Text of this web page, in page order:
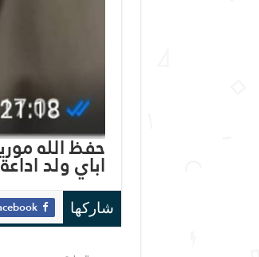
حفظ الله
اباي ولد
شاركها